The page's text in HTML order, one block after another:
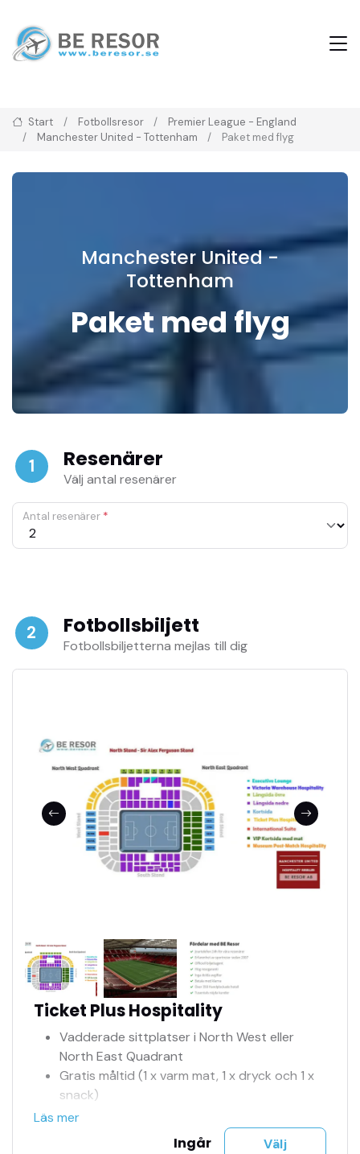
Start Fotbollsresor
Premier League - England
Manchester United - Tottenham
Paket med flyg
Manchester United -
Tottenham
Paket med flyg
1 Resenärer
Välj antal resenärer
Antal resenärer *
2 Fotbollsbiljett
Fotbollsbiljetterna mejlas till dig
Ticket Plus Hospitality
Vadderade sittplatser i North West eller
North East Quadrant
Gratis måltid (1 x varm mat, 1 x dryck och 1 x
snack)
Matchdagsprogram, hämta genom att visa
din matchbiljett i en kiosk på North West
Läs mer
Ingår Välj